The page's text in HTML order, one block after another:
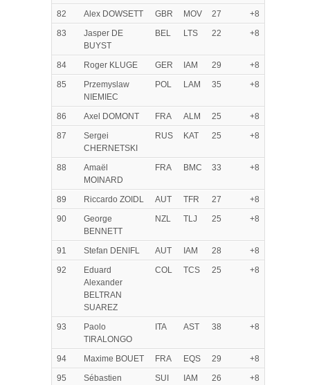
82 Alex DOWSETT GBR MOV 27
+8
83
Jasper DE
BUYST
BEL LTS 22 +8
84 Roger KLUGE GER IAM 29
+8
85
Przemyslaw
NIEMIEC
POL LAM 35 +8
86 Axel DOMONT FRA ALM 25
+8
87
Sergei
CHERNETSKI
RUS KAT 25 +8
88
Amaël
MOINARD
FRA BMC 33 +8
89 Riccardo ZOIDL AUT TFR 27
+8
90
George
BENNETT
NZL TLJ 25 +8
91 Stefan DENIFL AUT IAM 28
+8
92
Eduard
Alexander
BELTRAN
SUAREZ
COL TCS 25 +8
93
Paolo
TIRALONGO
ITA AST 38 +8
94 Maxime BOUET FRA EQS 29
+8
95
Sébastien
SUI IAM 26 +8